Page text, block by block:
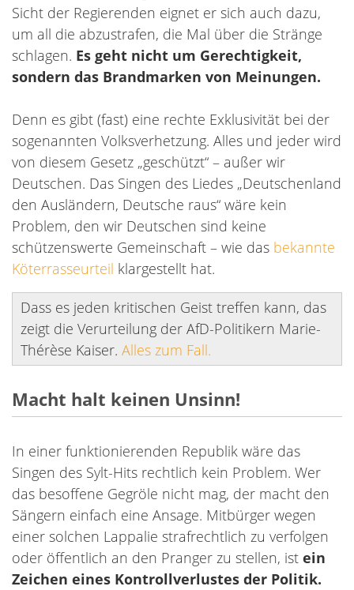
Sicht der Regierenden eignet er sich auch dazu,
um all die abzustrafen, die Mal über die Stränge
schlagen. Es geht nicht um Gerechtigkeit,
sondern das Brandmarken von Meinungen.
Denn es gibt (fast) eine rechte Exklusivität bei der
sogenannten Volksverhetzung. Alles und jeder wird
von diesem Gesetz „geschützt“ – außer wir
Deutschen. Das Singen des Liedes „Deutschenland
den Ausländern, Deutsche raus“ wäre kein
Problem, den wir Deutschen sind keine
schützenswerte Gemeinschaft – wie das bekannte
Köterrasseurteil klargestellt hat.
Dass es jeden kritischen Geist treffen kann, das
zeigt die Verurteilung der AfD-Politikern Marie-
Thérèse Kaiser. Alles zum Fall.
Macht halt keinen Unsinn!
In einer funktionierenden Republik wäre das
Singen des Sylt-Hits rechtlich kein Problem. Wer
das besoffene Gegröle nicht mag, der macht den
Sängern einfach eine Ansage. Mitbürger wegen
einer solchen Lappalie strafrechtlich zu verfolgen
oder öffentlich an den Pranger zu stellen, ist ein
Zeichen eines Kontrollverlustes der Politik.